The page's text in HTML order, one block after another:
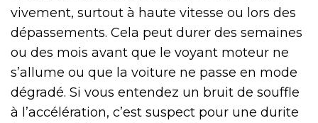
vivement, surtout à haute vitesse ou lors des
dépassements. Cela peut durer des semaines
ou des mois avant que le voyant moteur ne
s’allume ou que la voiture ne passe en mode
dégradé. Si vous entendez un bruit de souffle
à l’accélération, c’est suspect pour une durite